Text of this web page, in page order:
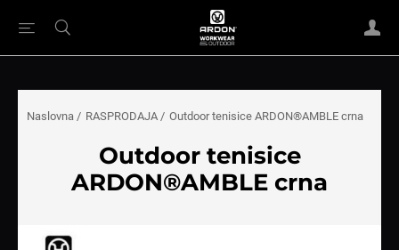
Naslovna / RASPRODAJA / Outdoor tenisice ARDON®AMBLE crna
Outdoor tenisice
ARDON®AMBLE crna